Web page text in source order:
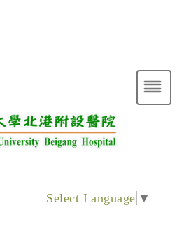
Select Language ▼